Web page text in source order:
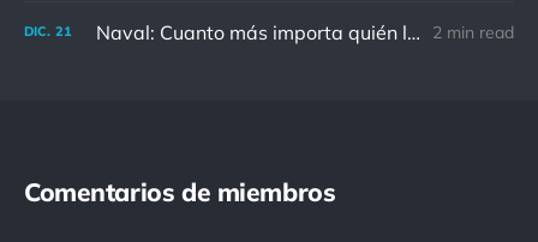
DIC. 21 Naval: Cuanto más importa quién lo ha dicho, menos importa en realidad 2 min read
Comentarios de miembros